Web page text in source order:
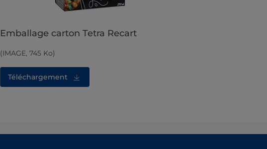
Emballage carton Tetra Recart
(IMAGE, 745 Ko)
Téléchargement